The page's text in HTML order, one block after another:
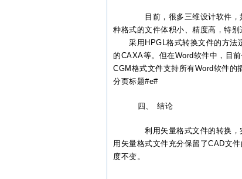
目前，很多三维设计软件，
种格式的文件体积小、精度高，特
采用HPGL格式转换文件的方法
的CAXA等。但在Word软件中，目
CGM格式文件支持所有Word软件
分页标题#e#
四、 结论
利用矢量格式文件的转换，
用矢量格式文件充分保留了CAD文
度不变。